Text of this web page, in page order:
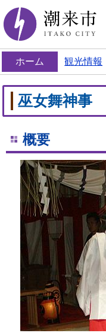
ホーム 観光情報
巫女舞神事
概要